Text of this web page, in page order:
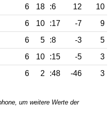
6 18 :6 12
10
6 10 :17 -7
9
6 5 :8 -3
5
6 10 :15 -5
3
6 2 :48 -46 3